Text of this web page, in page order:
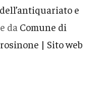
e
da Comune di
| Sito web